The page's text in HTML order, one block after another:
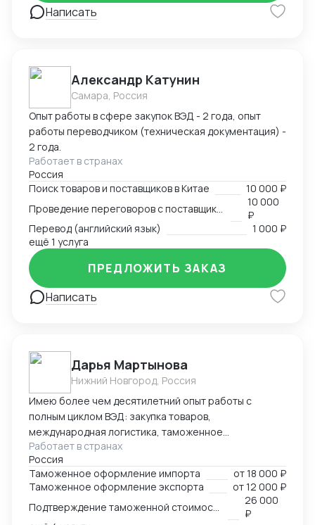
Написать
Александр Катунин
Самара, Россия
Опыт работы в сфере закупок ВЭД - 2 года, опыт
работы переводчиком (техническая документация) -
2 года.
Работает в странах
Россия
Поиск товаров и поставщиков в Китае
10 000 ₽
10 000
₽
Перевод (английский язык)
1 000 ₽
ещё 1 услуга
Написать
ПРЕДЛОЖИТЬ ЗАКАЗ
Дарья Мартынова
Нижний Новгород, Россия
Имею более чем десятилетний опыт работы с
полным циклом ВЭД: закупка товаров,
международная логистика, таможенное
оформление. Занимаю руководящую позицию
начальника отдела ВЭД в биохимическом холдинге.
Параллельно веду проекты в качестве консультанта
по ВЭД и таможенному оформлению. Успешный опыт
организации процессов таможенного оформления с
Работает в странах
Россия
Таможенное оформление импорта
от18 000 ₽
Таможенное оформление экспорта
от12 000 ₽
26 000
₽